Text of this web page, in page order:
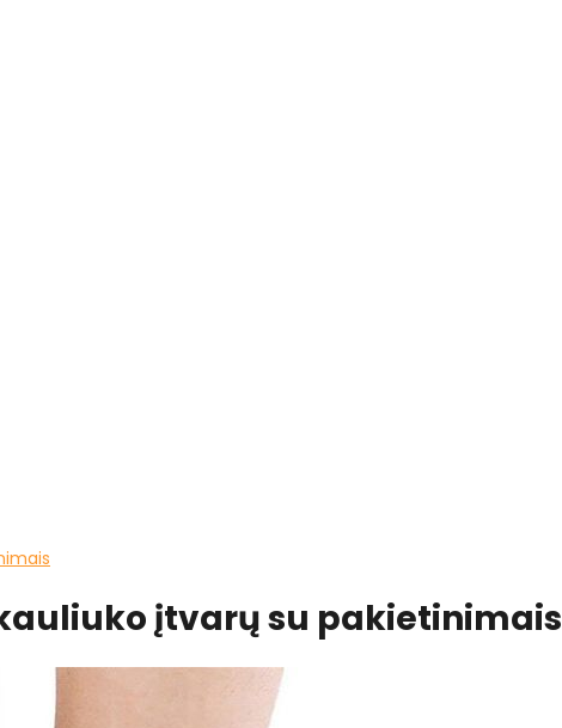
įtvarų su pakietinimais